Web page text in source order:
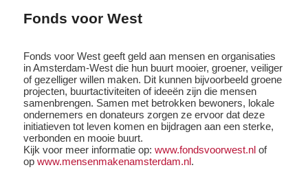
Fonds voor West
Fonds voor West geeft geld aan mensen en organisaties
in Amsterdam-West die hun buurt mooier, groener, veiliger
of gezelliger willen maken. Dit kunnen bijvoorbeeld groene
projecten, buurtactiviteiten of ideeën zijn die mensen
samenbrengen. Samen met betrokken bewoners, lokale
ondernemers en donateurs zorgen ze ervoor dat deze
initiatieven tot leven komen en bijdragen aan een sterke,
verbonden en mooie buurt.
Kijk voor meer informatie op:www.fondsvoorwest.nl of
opwww.mensenmakenamsterdam.nl.